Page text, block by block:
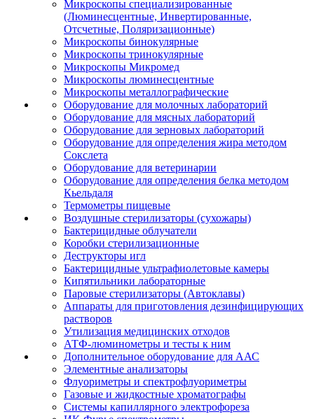
Микроскопы специализированные
(Люминесцентные, Инвертированные,
Отсчетные, Поляризационные)
Микроскопы бинокулярные
Микроскопы тринокулярные
Микроскопы Микромед
Микроскопы люминесцентные
Микроскопы металлографические
Оборудование для молочных лабораторий
Оборудование для мясных лабораторий
Оборудование для зерновых лабораторий
Оборудование для определения жира методом
Сокслета
Оборудование для ветеринарии
Оборудование для определения белка методом
Кьельдаля
Термометры пищевые
Воздушные стерилизаторы (сухожары)
Бактерицидные облучатели
Коробки стерилизационные
Деструкторы игл
Бактерицидные ультрафиолетовые камеры
Кипятильники лабораторные
Паровые стерилизаторы (Автоклавы)
Аппараты для приготовления дезинфицирующих
растворов
Утилизация медицинских отходов
АТФ-люминометры и тесты к ним
Дополнительное оборудование для ААС
Элементные анализаторы
Флуориметры и спектрофлуориметры
Газовые и жидкостные хроматографы
Системы капиллярного электрофореза